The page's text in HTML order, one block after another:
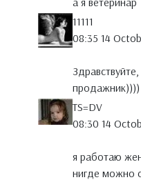
11111
08:35 14
продажник))))
TS=DV
08:30 14
я работаю
нигде можно